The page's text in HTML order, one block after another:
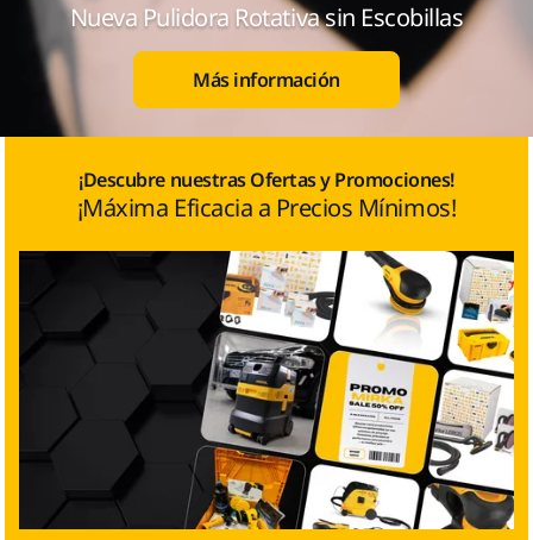
Nueva Pulidora Rotativa sin Escobillas
Más información
¡Descubre nuestras Ofertas y Promociones!
¡Máxima Eficacia a Precios Mínimos!